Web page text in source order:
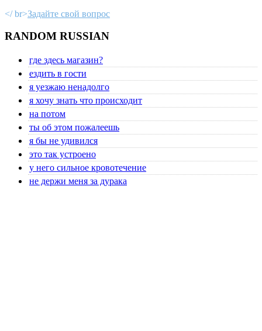
</ br>Задайте свой вопрос
RANDOM RUSSIAN
где здесь магазин?
ездить в гости
я уезжаю ненадолго
я хочу знать что происходит
на потом
ты об этом пожалеешь
я бы не удивился
это так устроено
у него сильное кровотечение
не держи меня за дурака